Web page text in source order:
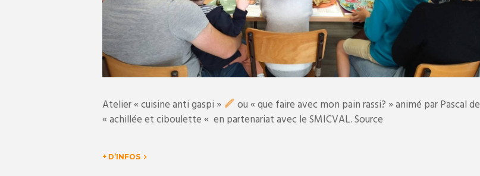
Atelier « cuisine anti gaspi »
ou « que faire avec mon pain rassi? » animé par Pascal de
« achillée et ciboulette « en partenariat avec le SMICVAL. Source
+ D’INFOS